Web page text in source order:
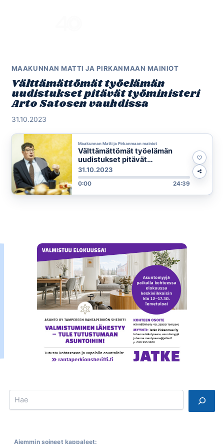
MAAKUNNAN MATTI JA PIRKANMAAN MAINIOT
Välttämättömät työelämän
uudistukset pitävät työministeri
Arto Satosen vauhdissa
31.10.2023
Maakunnan Matti ja Pirkanmaan mainiot
Välttämättömät työelämän
uudistukset pitävät
työministeri Arto Satosen
vauhdissa
31.10.2023
0:00 24:39
Search
Aiemmin soineet kappaleet: